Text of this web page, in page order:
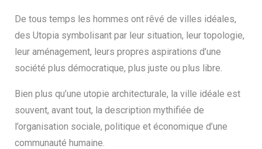
De tous temps les hommes ont rêvé de villes idéales,
des Utopia symbolisant par leur situation, leur topologie,
leur aménagement, leurs propres aspirations d’une
société plus démocratique, plus juste ou plus libre.
Bien plus qu’une utopie architecturale, la ville idéale est
souvent, avant tout, la description mythifiée de
l’organisation sociale, politique et économique d’une
communauté humaine.